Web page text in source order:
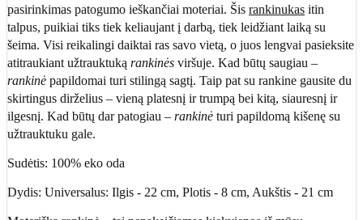
pasirinkimas patogumo ieškančiai moteriai. Šis rankinukas itin
talpus, puikiai tiks tiek keliaujant į darbą, tiek leidžiant laiką su
šeima. Visi reikalingi daiktai ras savo vietą, o juos lengvai pasieksite
atitraukiant užtrauktuką rankinės viršuje. Kad būtų saugiau –
rankinė papildomai turi stilingą sagtį. Taip pat su rankine gausite du
skirtingus dirželius – vieną platesnį ir trumpą bei kitą, siauresnį ir
ilgesnį. Kad būtų dar patogiau – rankinė turi papildomą kišenę su
užtrauktuku gale.
Sudėtis: 100% eko oda
Dydis: Universalus: Ilgis - 22 cm, Plotis - 8 cm, Aukštis - 21 cm